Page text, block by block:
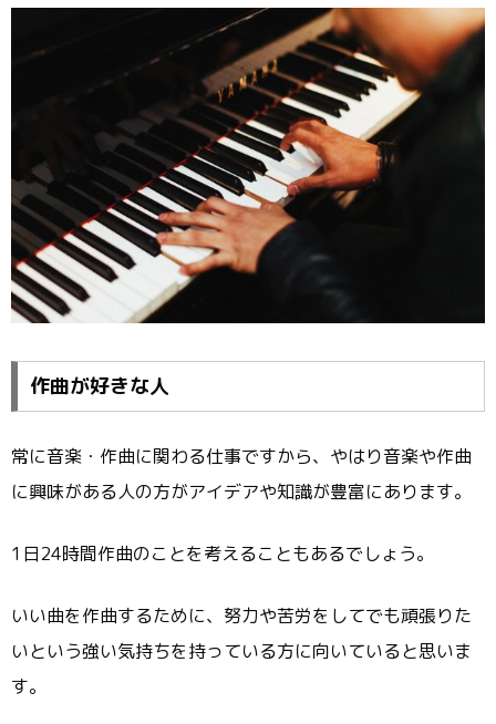
作曲が好きな人
常に音楽・作曲に関わる仕事ですから、やはり音楽や作曲
に興味がある人の方がアイデアや知識が豊富にあります。
1日24時間作曲のことを考えることもあるでしょう。
いい曲を作曲するために、努力や苦労をしてでも頑張りた
いという強い気持ちを持っている方に向いていると思いま
す。